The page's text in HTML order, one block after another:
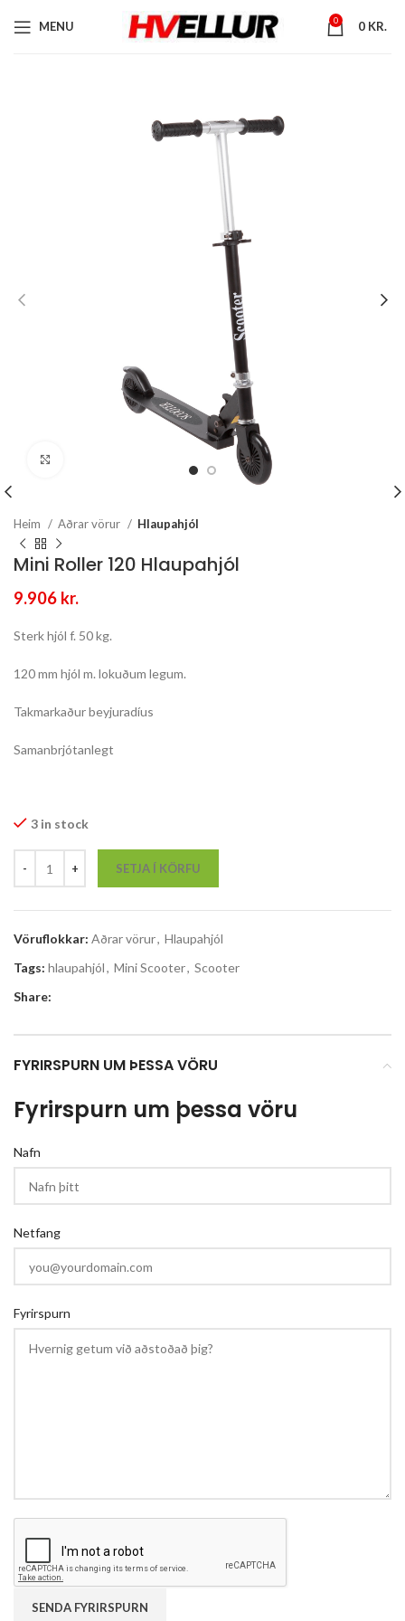
MENU 0 0 KR.
Heim Aðrar vörur Hlaupahjól
Mini Roller 120 Hlaupahjól
9.906 kr.
Sterk hjól f. 50 kg.
120 mm hjól m. lokuðum legum.
Takmarkaður beyjuradíus
Samanbrjótanlegt
3 in stock
SETJA Í KÖRFU
Vöruflokkar: Aðrar vörur, Hlaupahjól
Tags: hlaupahjól, Mini Scooter, Scooter
Share:
FYRIRSPURN UM ÞESSA VÖRU
Fyrirspurn um þessa vöru
Nafn
Netfang
Fyrirspurn